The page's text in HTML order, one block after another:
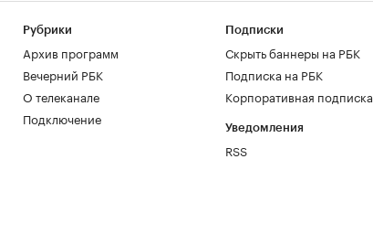
Рубрики
Архив программ
Вечерний РБК
О телеканале
Подключение
Подписки
Скрыть баннеры на РБК
Подписка на РБК
Корпоративная подписка
Уведомления
RSS